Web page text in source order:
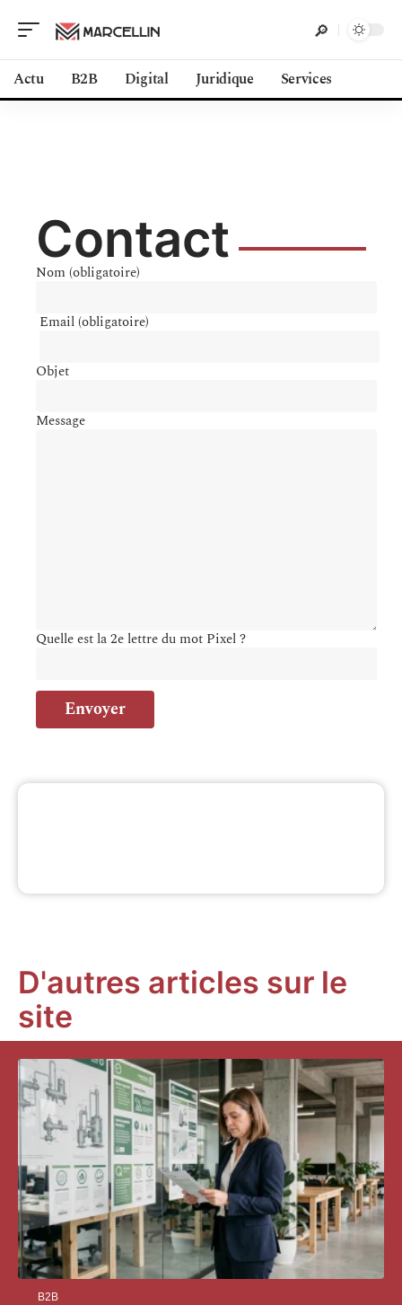
Actu B2B Digital Juridique Services
Contact
Nom (obligatoire)
Email (obligatoire)
Objet
Message
Quelle est la 2e lettre du mot Pixel ?
D'autres articles sur le
site
B2B